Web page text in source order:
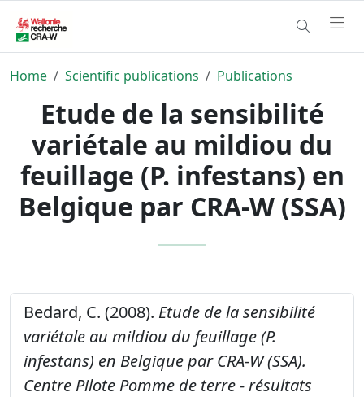
Home Scientific publications Publications
Etude de la sensibilité
variétale au mildiou du
feuillage (P. infestans) en
Belgique par CRA-W (SSA)
Bedard, C. (2008). Etude de la sensibilité
variétale au mildiou du feuillage (P.
infestans) en Belgique par CRA-W (SSA).
Centre Pilote Pomme de terre - résultats